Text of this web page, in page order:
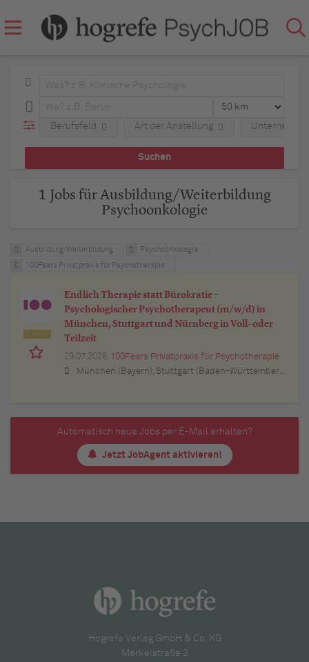
Berufsfeld Art der Anstellung
1 Jobs für Ausbildung/Weiterbildung
Psychoonkologie
Ausbildung/Weiterbildung Psychoonkologie
100Fears Privatpraxis für Psychotherapie
Endlich Therapie statt Bürokratie –
Psychologischer Psychotherapeut (m/w/d) in
München, Stuttgart und Nürnberg in Voll- oder
Teilzeit
29.07.2026, 100Fears Privatpraxis für Psychotherapie
München (Bayern), Stuttgart (Baden-Württemberg), Nürnberg (Bayern), Esslingen am Neckar (Baden-Württemberg), Ludwigsburg (Baden-Württemberg), Sindelfingen (Baden-Württemberg), Böblingen (Baden-Württemberg), Waiblingen (Baden-Württemberg), Heilbronn (Baden-Württemberg), Reutlingen (Baden-Württemberg), Tübingen (Baden-Württemberg), Aalen (Baden-Württemberg), Schwäbisch Gmünd (Baden-Württemberg), Karlsruhe (Baden-Württemberg), Mannheim (Baden-Württemberg), Ulm (Baden-Württemberg), Pforzheim (Baden-Württemberg), Offenburg (Baden-Württemberg), Göppingen (Baden-Württemberg), Baden-Baden (Baden-Württemberg), Heidenheim an der Brenz (Baden-Württemberg), Ingolstadt (Bayern), Erlangen (Bayern), Regensburg (Bayern), Bamberg (Bayern), Bayreuth (Bayern)
Automatisch neue Jobs per E-Mail erhalten?
Jetzt JobAgent aktivieren!
Hogrefe Verlag GmbH & Co. KG
Merkelstraße 3